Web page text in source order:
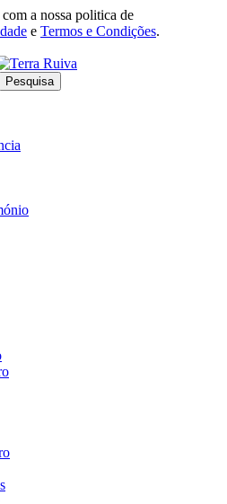
a nossa politica de
e Termos e Condições.